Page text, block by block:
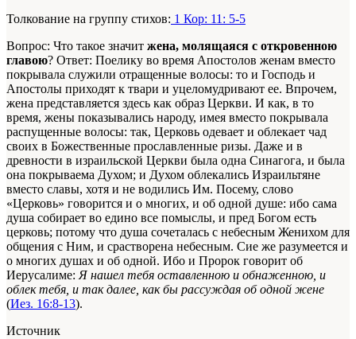
Толкование на группу стихов: 1 Кор: 11: 5-5
Вопрос: Что такое значит жена, молящаяся с откровенною
главою? Ответ: Поелику во время Апостолов женам вместо
покрывала служили отращенные волосы: то и Господь и
Апостолы приходят к твари и уцеломудривают ее. Впрочем,
жена представляется здесь как образ Церкви. И как, в то
время, жены показывались народу, имея вместо покрывала
распущенные волосы: так, Церковь одевает и облекает чад
своих в Божественные прославленные ризы. Даже и в
древности в израильской Церкви была одна Синагога, и была
она покрываема Духом; и Духом облекались Израильтяне
вместо славы, хотя и не водились Им. Посему, слово
«Церковь» говорится и о многих, и об одной душе: ибо сама
душа собирает во едино все помыслы, и пред Богом есть
церковь; потому что душа сочеталась с небесным Женихом для
общения с Ним, и срастворена небесным. Сие же разумеется и
о многих душах и об одной. Ибо и Пророк говорит об
Иерусалиме: Я нашел тебя оставленною и обнаженною, и
облек тебя, и так далее, как бы рассуждая об одной жене
(Иез. 16:8-13).
Источник